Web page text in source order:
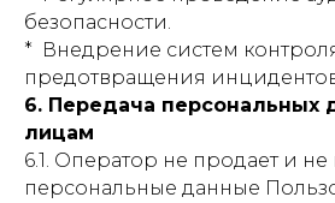
безопасности.
* Внедрение систем
предотвращения
6. Передача персональных
лицам
6.1. Оператор не продает и не
персональные данные